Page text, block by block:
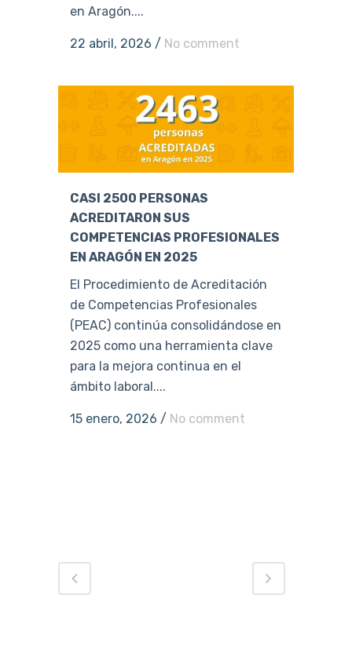
en Aragón....
22 abril, 2026 / No comment
CASI 2500 PERSONAS
ACREDITARON SUS
COMPETENCIAS PROFESIONALES
EN ARAGÓN EN 2025
El Procedimiento de Acreditación
de Competencias Profesionales
(PEAC) continúa consolidándose en
2025 como una herramienta clave
para la mejora continua en el
ámbito laboral....
15 enero, 2026 / No comment